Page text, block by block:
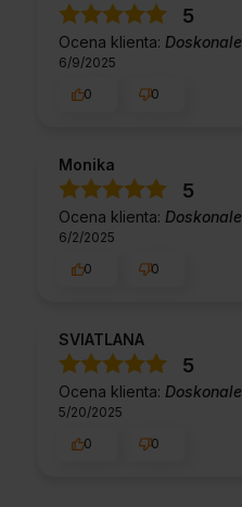
5
Ocena klienta: Doskonale
6/9/2025
0
0
Monika
5
Ocena klienta: Doskonale
6/2/2025
0
0
SVIATLANA
5
Ocena klienta: Doskonale
5/20/2025
0
0